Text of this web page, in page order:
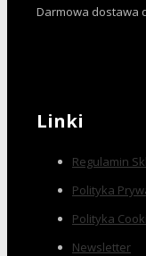
Darmowa dostawa
Linki
Regulamin
Polityka
Polityka
Newsletter